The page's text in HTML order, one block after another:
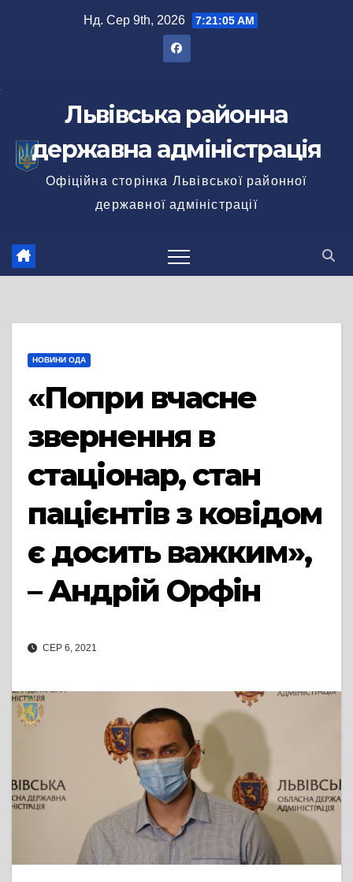
Нд. Сер 9th, 2026 7:21:06 AM
Львівська районна
державна адміністрація
Офіційна сторінка Львівської районної
державної адміністрації
НОВИНИ ОДА
«Попри вчасне
звернення в
стаціонар, стан
пацієнтів з ковідом
є досить важким»,
– Андрій Орфін
СЕР 6, 2021